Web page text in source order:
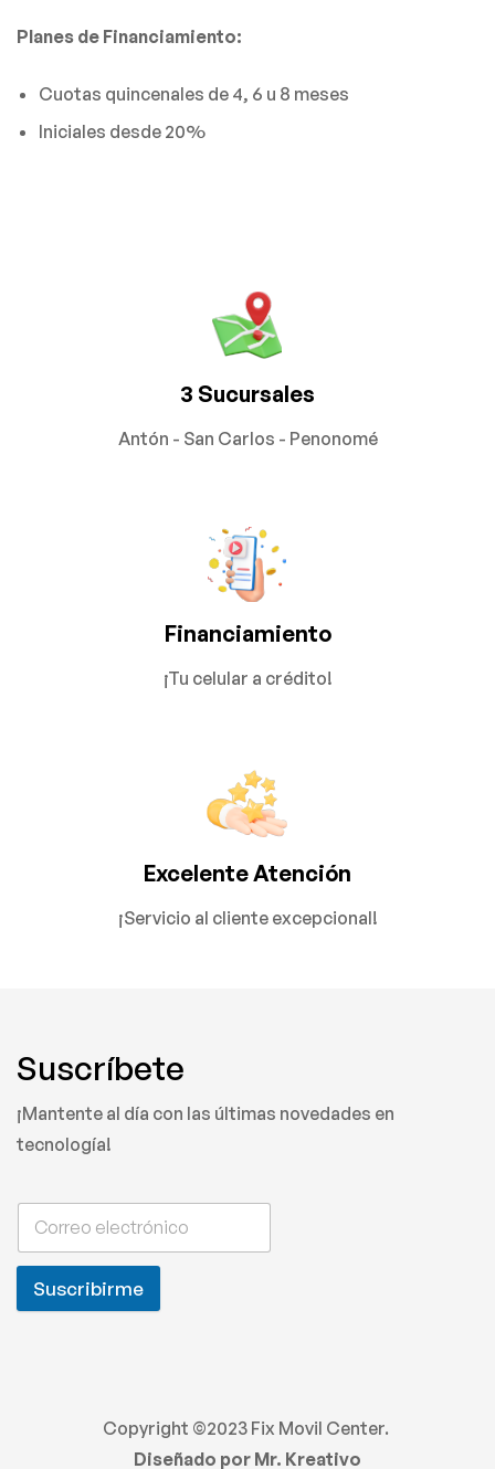
Planes de Financiamiento:
Cuotas quincenales de 4, 6 u 8 meses
Iniciales desde 20%
3 Sucursales
Antón - San Carlos - Penonomé
Financiamiento
¡Tu celular a crédito!
Excelente Atención
¡Servicio al cliente excepcional!
Suscríbete
¡Mantente al día con las últimas novedades en
tecnología!
Suscribirme
Copyright ©2023 Fix Movil Center.
Diseñado por Mr. Kreativo